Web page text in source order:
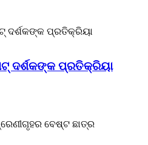
ଦର୍ଶକଙ୍କ ପ୍ରତିକ୍ରିୟା